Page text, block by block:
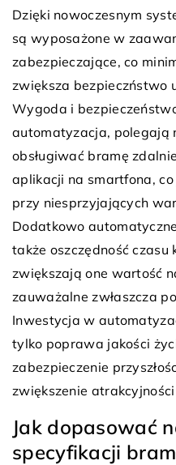
Dzięki nowoczesnym
są wyposażone w
zabezpieczające, co
zwiększa bezpieczństwo
Wygoda i
automatyzacja, polegają
obsługiwać bramę
aplikacji na smartfona,
przy niesprzyjających
Dodatkowo
także oszczędność czasu
zwiększają one wartość
zauważalne zwłaszcza
Inwestycja w
tylko poprawa jakości
zabezpieczenie
zwiększenie atrakcyjności
Jak dopasować
specyfikacji